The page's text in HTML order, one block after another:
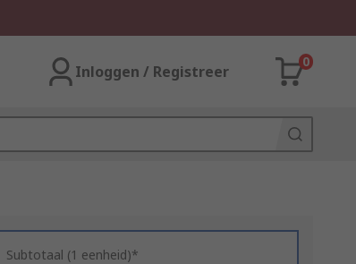
Inloggen / Registreer
0
Subtotaal (1 eenheid)*